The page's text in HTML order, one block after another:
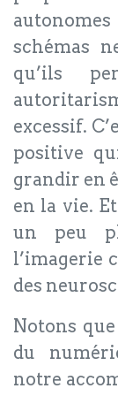
schémas
qu’ils
excessif.
positive
grandir en
en la vie.
un peu
l’imagerie
des
Notons
du
notre